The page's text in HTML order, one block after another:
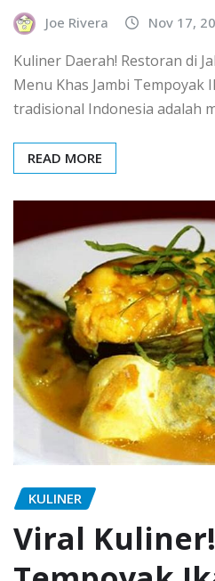
Joe Rivera Nov 17,
Kuliner Daerah! Restoran di
Menu Khas Jambi Tempoyak
tradisional Indonesia adalah
READ MORE
KULINER
Viral